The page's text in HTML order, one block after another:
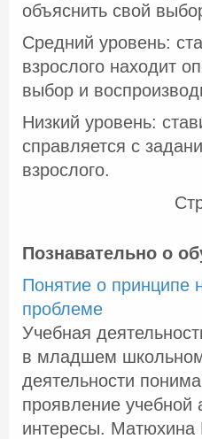
объяснить свой
Средний уровень:
взрослого находит
выбор и
Низкий уровень:
справляется с
взрослого.
Познавательно о
Понятие о принципе
проблеме
Учебная
в младшем
деятельности
проявление учебной
интересы. Матюхина